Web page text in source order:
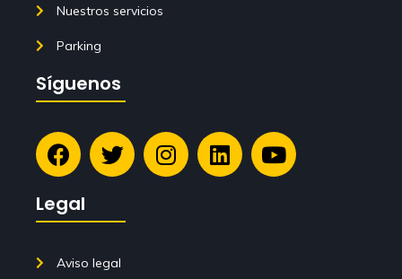
Nuestros servicios
Parking
Síguenos
Legal
Aviso legal